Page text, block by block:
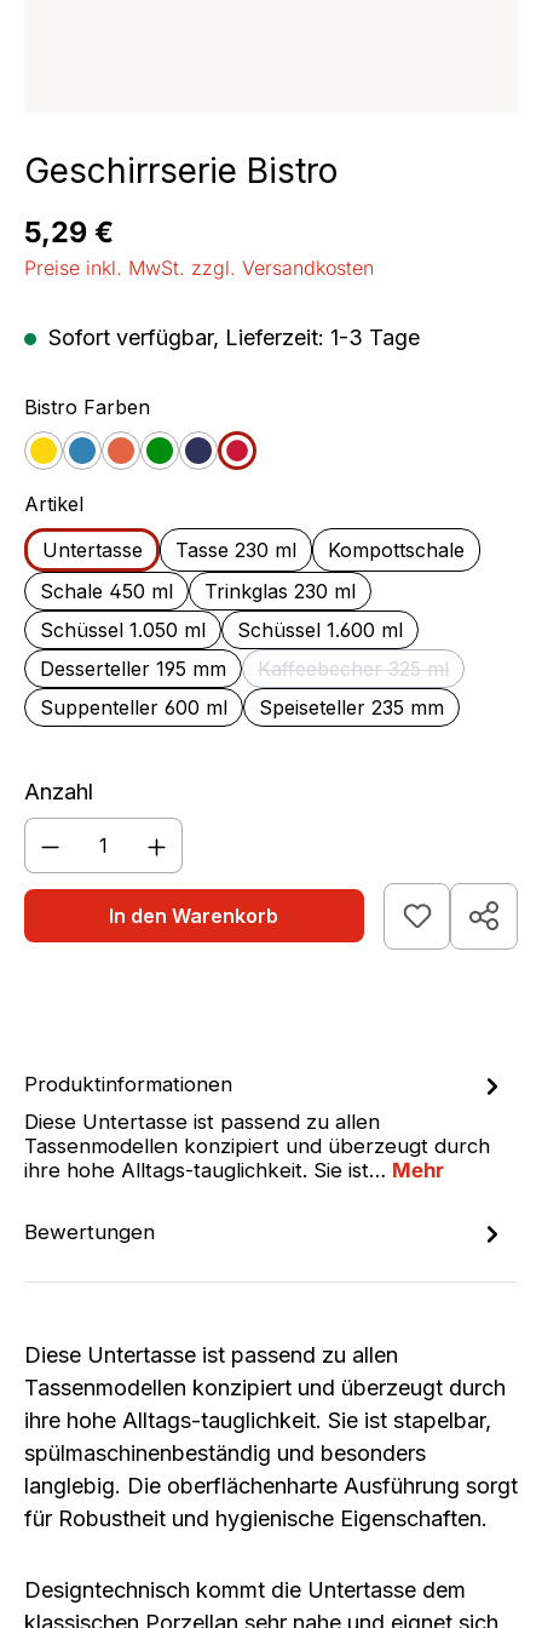
Geschirrserie Bistro
Regulärer Preis:
5,29 €
Preise inkl. MwSt. zzgl. Versandkosten
Sofort verfügbar, Lieferzeit: 1-3 Tage
Bistro Farbenauswählen
GelbBlauOrange
GrünJeansCherry
Artikelauswählen
Untertasse
Tasse 230 ml
Kompottschale
Schale 450 ml
Trinkglas 230 ml
Schüssel 1.050 ml
Schüssel 1.600 ml
Desserteller 195 mm
Kaffeebecher 325 ml
(Diese Option ist
Suppenteller 600 ml Speiseteller 235 mm
Anzahl
Produkt Anzahl: Gib den gewünschten
In den Warenkorb
Produktinformationen
Diese Untertasse ist passend zu allen
Tassenmodellen konzipiert und überzeugt durch
ihre hohe Alltags-tauglichkeit. Sie ist… Mehr
Bewertungen
Diese Untertasse ist passend zu allen
Tassenmodellen konzipiert und überzeugt durch
ihre hohe Alltags-tauglichkeit. Sie ist stapelbar,
spülmaschinenbeständig und besonders
langlebig. Die oberflächenharte Ausführung sorgt
für Robustheit und hygienische Eigenschaften.
Designtechnisch kommt die Untertasse dem
klassischen Porzellan sehr nahe und eignet sich